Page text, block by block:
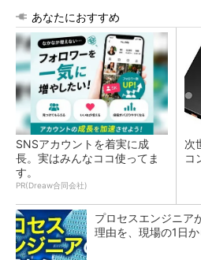
あなたにおすすめ
SNSアカウントを着実に成
長。実はみんなココ使ってま
す。
PR(Dreaw合同会社)
次
コ
プロセスエンジニア
理由を、現場の1日